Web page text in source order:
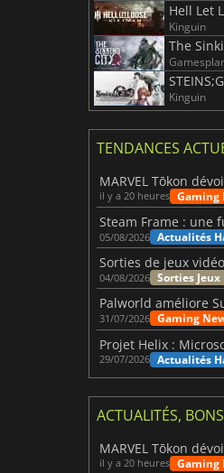
Hell Let
Kinguin
The
Kinguin
TENDANCES
il y a 20 heures Gaming
05/08/2026 Actualités
04/08/2026 Sorties Jeux
Palworld améliore
31/07/2026 Gaming
Projet Helix :
29/07/2026 Actualités
ACTUALITÉS,
il y a 20 heures Gaming